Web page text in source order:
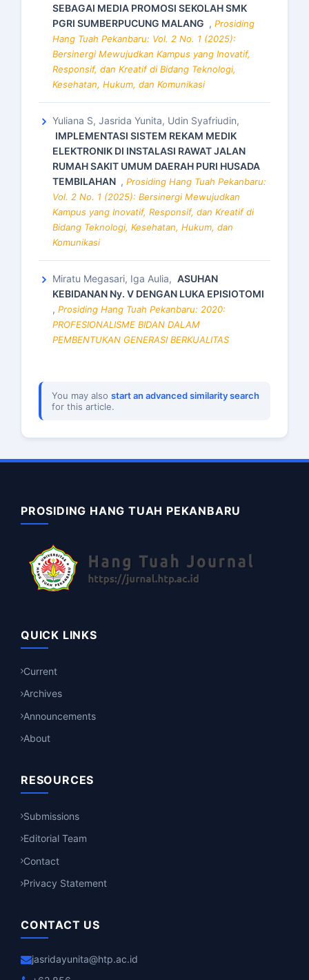
SEBAGAI MEDIA PROMOSI SEKOLAH SMK
PGRI SUMBERPUCUNG MALANG , Prosiding
Hang Tuah Pekanbaru: Vol. 2 No. 1 (2025):
Bersinergi Mewujudkan Kampus yang Inovatif,
Responsif, dan Kreatif di Bidang Teknologi,
Kesehatan, Hukum, dan Komunikasi
Yuliana S, Jasrida Yunita, Udin Syafriudin,
IMPLEMENTASI SISTEM REKAM MEDIK
ELEKTRONIK DI INSTALASI RAWAT JALAN
RUMAH SAKIT UMUM DAERAH PURI HUSADA
TEMBILAHAN , Prosiding Hang Tuah Pekanbaru:
Vol. 2 No. 1 (2025): Bersinergi Mewujudkan
Kampus yang Inovatif, Responsif, dan Kreatif di
Bidang Teknologi, Kesehatan, Hukum, dan
Komunikasi
Miratu Megasari, Iga Aulia, ASUHAN
KEBIDANAN Ny. V DENGAN LUKA EPISIOTOMI
, Prosiding Hang Tuah Pekanbaru: 2020:
PROFESIONALISME BIDAN DALAM
PEMBENTUKAN GENERASI BERKUALITAS
You may also start an advanced similarity search
for this article.
PROSIDING HANG TUAH PEKANBARU
QUICK LINKS
Current
Archives
Announcements
About
RESOURCES
Submissions
Editorial Team
Contact
Privacy Statement
CONTACT US
jasridayunita@htp.ac.id